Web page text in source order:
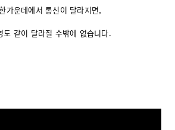
가운데에서 통신이 달라지면,
도 같이 달라질 수밖에 없습니다.